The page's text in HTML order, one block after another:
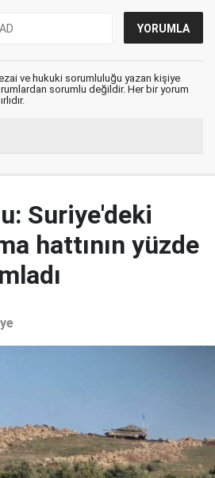
ve hukuki sorumluluğu yazan kişiye
sorumlu değildir. Her bir yorum
Suriye'deki
hattının yüzde